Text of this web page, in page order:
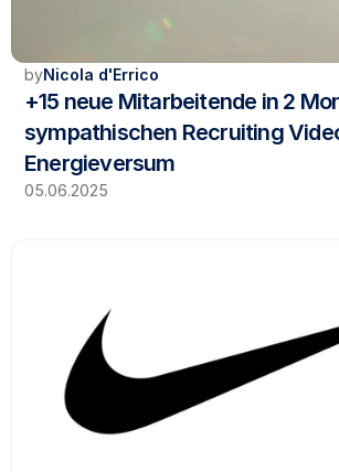
byNicola d'Errico
+15 neue Mitarbeitende in 2
sympathischen Recruiting
Energieversum
05.06.2025